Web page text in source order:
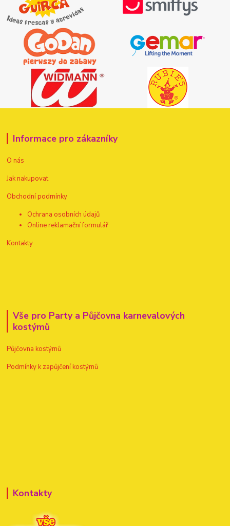
Informace pro zákazníky
O nás
Jak nakupovat
Obchodní podmínky
Ochrana osobních údajů
Online reklamační formulář
Kontakty
Vše pro Party a Půjčovna karnevalových
kostýmů
Půjčovna kostýmů
Podmínky k zapůjčení kostýmů
Kontakty